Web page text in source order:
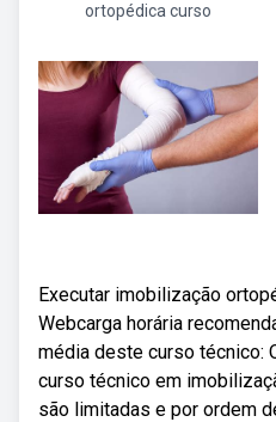
ortopédica curso
Executar imobilização
Webcarga horária
média deste curso técnico:
curso técnico em
são limitadas e por ordem